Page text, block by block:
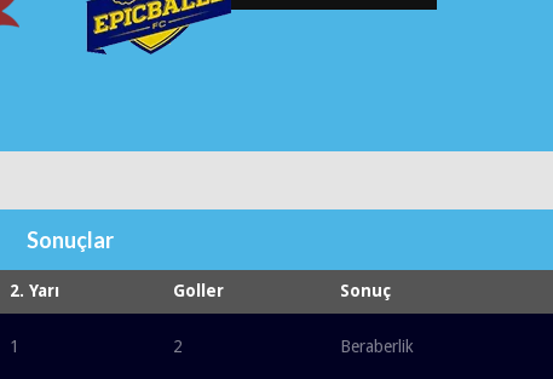
Sonuçlar
2. Yarı Goller Sonuç
1 2 Beraberlik